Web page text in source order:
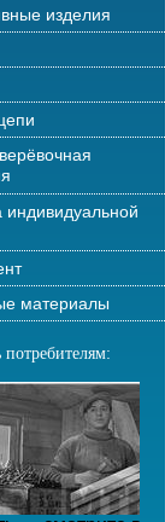
изделия
индивидуальной
материалы